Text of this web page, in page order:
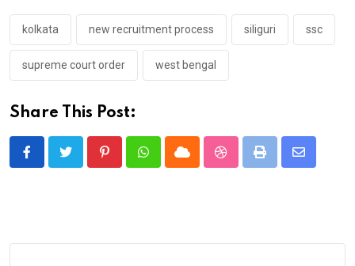
kolkata new recruitment process siliguri ssc
supreme court order west bengal
Share This Post:
PinterestWhatsappCloud StumbleUpon
Print
Share